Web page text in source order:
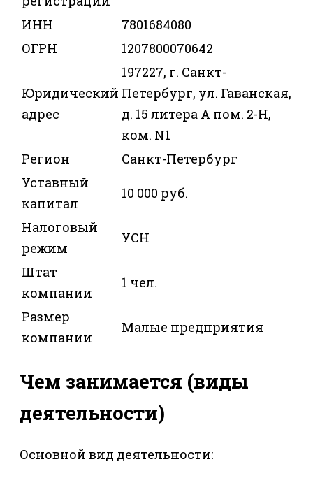
ИНН
7801684080
ОГРН
1207800070642
Юридический
адрес
197227, г. Санкт-
Петербург, ул. Гаванская,
д. 15 литера А пом. 2-Н,
ком. N1
Регион
Санкт-Петербург
Уставный
капитал
10 000 руб.
Налоговый
режим
УСН
Штат
компании
1 чел.
Размер
компании
Малые предприятия
Чем занимается (виды
деятельности)
Основной вид деятельности: